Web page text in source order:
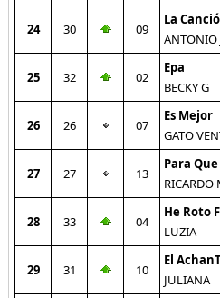
24 30 09
La
ANTONIO
25 32 02
Epa
BECKY G
26 26 07
Es Mejor
GATO
27 27 13
Para
RICARDO
28 33 04
He Roto
LUZIA
29 31 10
El
JULIANA